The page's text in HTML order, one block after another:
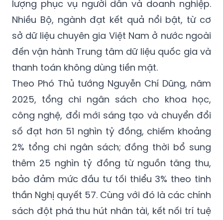
lượng phục vụ người dân và doanh nghiệp.
Nhiều Bộ, ngành đạt kết quả nổi bật, từ cơ
sở dữ liệu chuyên gia Việt Nam ở nước ngoài
đến vận hành Trung tâm dữ liệu quốc gia và
thanh toán không dùng tiền mặt.
Theo Phó Thủ tướng Nguyễn Chí Dũng, năm
2025, tổng chi ngân sách cho khoa học,
công nghệ, đổi mới sáng tạo và chuyển đổi
số đạt hơn 51 nghìn tỷ đồng, chiếm khoảng
2% tổng chi ngân sách; đồng thời bổ sung
thêm 25 nghìn tỷ đồng từ nguồn tăng thu,
bảo đảm mức đầu tư tối thiểu 3% theo tinh
thần Nghị quyết 57. Cùng với đó là các chính
sách đột phá thu hút nhân tài, kết nối trí tuệ